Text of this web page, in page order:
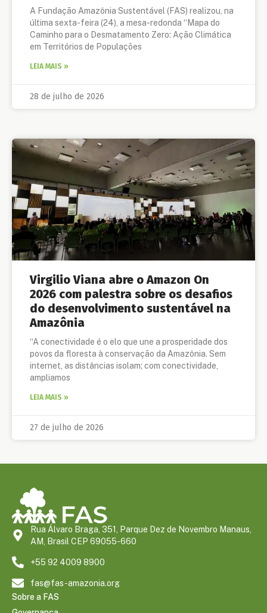
A Fundação Amazônia Sustentável (FAS) realizou, na
última sexta-feira (24), a mesa-redonda “Mapa do
Caminho para o Desmatamento Zero: Ação Climática
em Territórios de Populações
LEIA MAIS »
28 de julho de 2026
Virgilio Viana abre o Amazon On
2026 com palestra sobre os desafios
do desenvolvimento sustentável na
Amazônia
“A conectividade é o elo que une a prosperidade dos
povos da floresta à conservação da Amazônia. Sem
internet, as distâncias isolam; com conectividade,
ampliamos
LEIA MAIS »
27 de julho de 2026
Rua Álvaro Braga, 351, Parque Dez de Novembro Manaus,
AM, Brasil CEP 69055-660
+55 92 4009 8900
fas@fas-amazonia.org
Sobre a FAS